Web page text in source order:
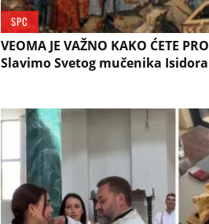
SPC
VEOMA JE VAŽNO KAKO ĆETE
Slavimo Svetog mučenika